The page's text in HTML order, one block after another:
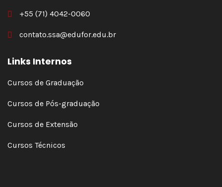
+55 (71) 4042-0060
contato.ssa@edufor.edu.br
Links Internos
Cursos de Graduação
Cursos de Pós-graduação
Cursos de Extensão
Cursos Técnicos